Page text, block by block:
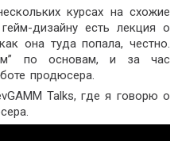
курсах на схожие
дизайну есть лекция о
она туда попала, честно.
по основам, и за час
продюсера.
Talks, где я говорю о